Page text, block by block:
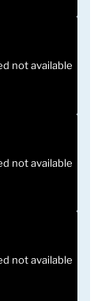
not available
not available
not available